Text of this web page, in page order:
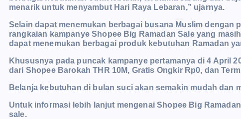
menarik untuk menyambut Hari Raya Lebaran,” ujarnya.
Selain dapat menemukan berbagai busana Muslim dengan
rangkaian kampanye Shopee Big Ramadan Sale yang
dapat menemukan berbagai produk kebutuhan Ramadan
Khususnya pada puncak kampanye pertamanya di 4 April
dari Shopee Barokah THR 10M, Gratis Ongkir Rp0, dan
Belanja kebutuhan di bulan suci akan semakin mudah dan
Untuk informasi lebih lanjut mengenai Shopee Big
sale.